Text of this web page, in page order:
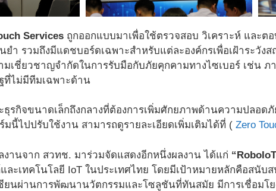
Services ถูกออกแบบมาเพื่อใช้ตรวจสอบ วิเคราะห์ และต
ยำ รวมถึงมีแดชบอร์ดเฉพาะสำหรับแต่ละองค์กรเพื่อเฝ้าระวัง
เชี่ยวชาญจำกัดในการรับมือกับภัยคุกคามทางไซเบอร์ เช่น ภ
ที่ไม่มีทีมเฉพาะด้าน
รกิจขนาดเล็กถึงกลางที่ต้องการเพิ่มศักยภาพด้านความปลอด
นี้ไปปรับใช้งาน สามารถดูรายละเอียดเพิ่มเติมได้ที่ ( Zero
งานจาก สวทช. มาร่วมจัดแสดงอีกหนึ่งผลงาน ได้แก่
ะเทคโนโลยี IoT ในประเทศไทย โดยมีเป้าหมายหลักคือสนับ
ยนผ่านการพัฒนานวัตกรรมและโซลูชันที่ทันสมัย มีการเชื่อมโ